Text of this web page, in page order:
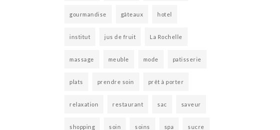
gourmandise gâteaux hotel
institut jus de fruit La Rochelle
massage meuble mode patisserie
plats prendre soin prêt à porter
relaxation restaurant sac saveur
shopping soin soins spa sucre